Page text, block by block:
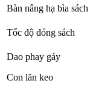
Bàn nâng hạ bìa sách
Tốc độ đóng sách
Dao phay gáy
Con lăn keo